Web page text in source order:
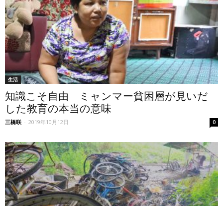
生活
知識こそ自由 ミャンマー貧困層が見いだ
した教育の本当の意味
三橋咲 - 2019年10月12日 0